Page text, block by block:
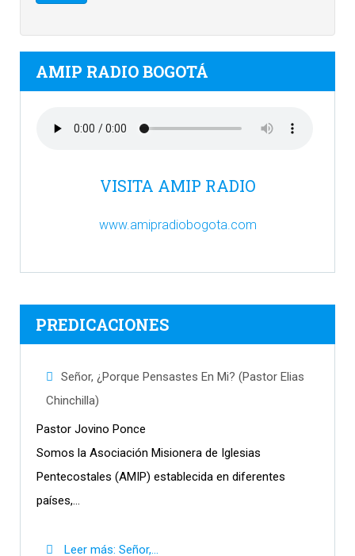
AMIP RADIO BOGOTÁ
VISITA AMIP RADIO
www.amipradiobogota.com
PREDICACIONES
Señor, ¿Porque Pensastes En Mi? (Pastor Elias
Chinchilla)
Pastor Jovino Ponce
Somos la Asociación Misionera de Iglesias
Pentecostales (AMIP) establecida en diferentes
países,...
Leer más: Señor,...